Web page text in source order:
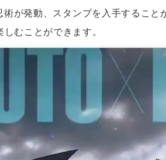
術が発動、スタンプを入手するこ
むことができます。